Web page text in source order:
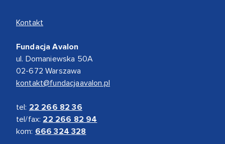
Kontakt
Fundacja Avalon
ul. Domaniewska 50A
02-672 Warszawa
kontakt@fundacjaavalon.pl
tel: 22 266 82 36
tel/fax: 22 266 82 94
kom: 666 324 328